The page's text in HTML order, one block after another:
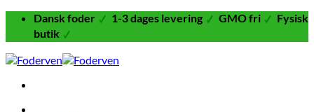
Fortsæt
indhold
Dansk foder 1-3 dages levering GMO fri
Fysisk
butik